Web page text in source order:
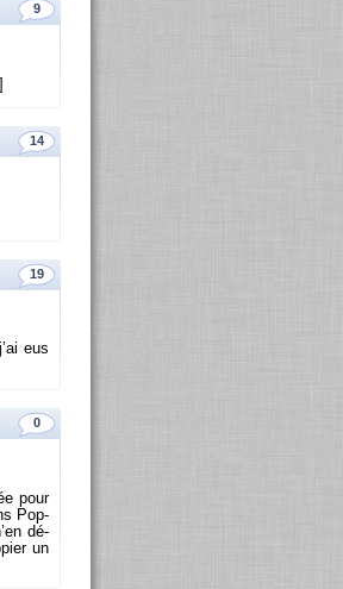
9
]
14
19
eus
0
pour
Pop­
dé­
un